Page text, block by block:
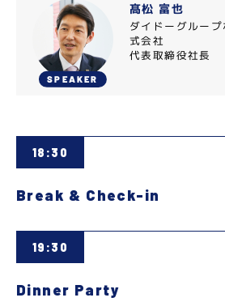
SPEAKER
髙松 富也
ダイドーグルー
式会社
代表取締役社長
18:30
Break & Check-in
19:30
Dinner Party